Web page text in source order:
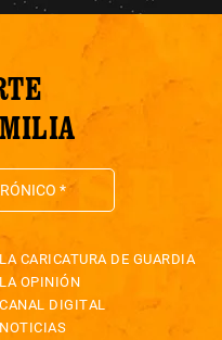
LA CARICATURA DE GUARDIA
LA OPINIÓN
CANAL DIGITAL
NOTICIAS